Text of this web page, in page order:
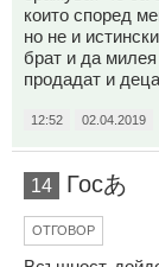
които според
но не и
брат и да
продадат и
12:52 02.04.2019
14 Госあ
ОТГОВОР